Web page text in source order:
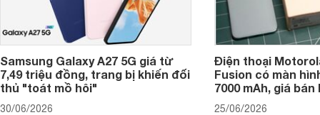
Samsung Galaxy A27 5G giá từ
7,49 triệu đồng, trang bị khiến đối
thủ "toát mồ hôi"
30/06/2026
Điện thoại
Fusion có màn
7000 mAh, giá
25/06/2026